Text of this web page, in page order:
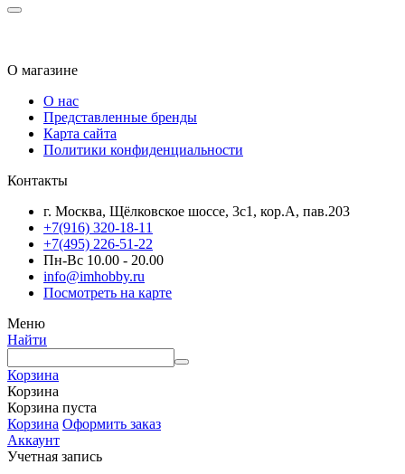
О магазине
О нас
Представленные бренды
Карта сайта
Политики конфиденциальности
Контакты
г. Москва, Щёлковское шоссе, 3с1, кор.А, пав.203
+7(916) 320-18-11
+7(495) 226-51-22
Пн-Вс 10.00 - 20.00
info@imhobby.ru
Посмотреть на карте
Меню
Найти
Корзина
Корзина
Корзина пуста
Корзина Оформить заказ
Аккаунт
Учетная запись